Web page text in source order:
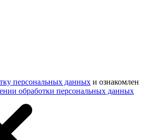
персональных данных и ознакомлен
обработки персональных данных